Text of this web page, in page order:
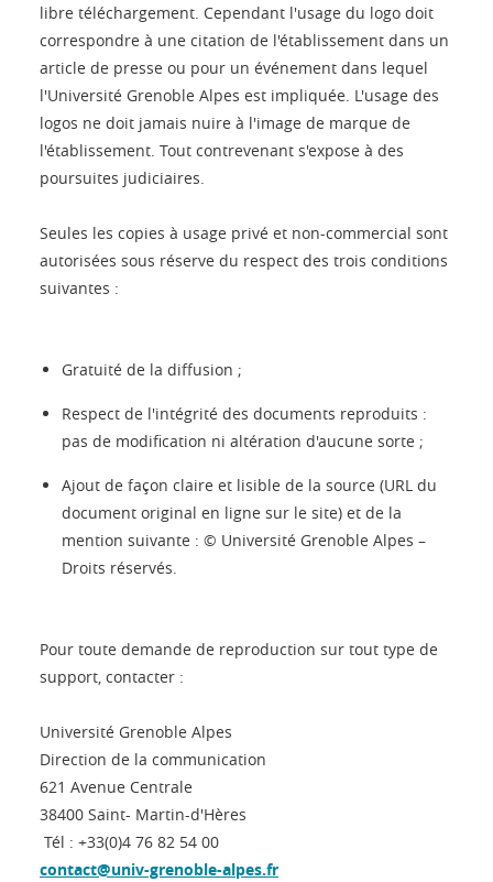
libre téléchargement. Cependant l'usage du logo doit
correspondre à une citation de l'établissement dans un
article de presse ou pour un événement dans lequel
l'Université Grenoble Alpes est impliquée. L'usage des
logos ne doit jamais nuire à l'image de marque de
l'établissement. Tout contrevenant s'expose à des
poursuites judiciaires.
Seules les copies à usage privé et non-commercial sont
autorisées sous réserve du respect des trois conditions
suivantes :
Gratuité de la diffusion ;
Respect de l'intégrité des documents reproduits :
pas de modification ni altération d'aucune sorte ;
Ajout de façon claire et lisible de la source (URL du
document original en ligne sur le site) et de la
mention suivante : © Université Grenoble Alpes –
Droits réservés.
Pour toute demande de reproduction sur tout type de
support, contacter :
Université Grenoble Alpes
Direction de la communication
621 Avenue Centrale
38400 Saint- Martin-d'Hères
Tél : +33(0)4 76 82 54 00
contact@univ-grenoble-alpes.fr